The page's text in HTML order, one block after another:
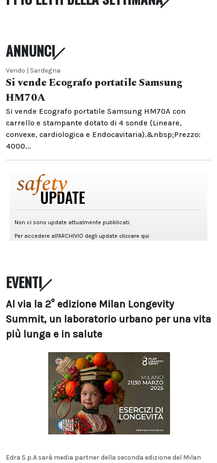
ANNUNCI
Vendo | Sardegna
Si vende Ecografo portatile Samsung
HM70A
Si vende Ecografo portatile Samsung HM70A con
carrello e stampante dotato di 4 sonde (Lineare,
convexe, cardiologica e Endocavitaria).&nbsp;Prezzo:
4000...
EVENTI
Al via la 2° edizione Milan Longevity
Summit, un laboratorio urbano per una vita
più lunga e in salute
Edra S.p.A sarà media partner della seconda edizione del Milan